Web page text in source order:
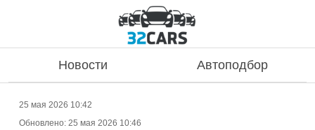
Новости Автоподбор
25 мая 2026 10:42
Обновлено: 25 мая 2026 10:46